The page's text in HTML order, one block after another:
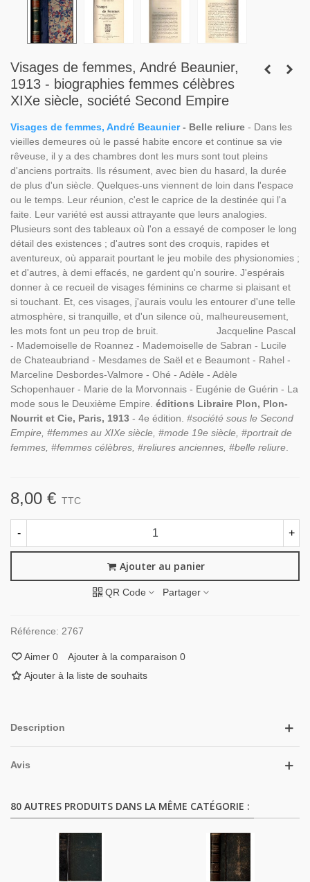
Visages de femmes, André Beaunier,
1913 - biographies femmes célèbres
XIXe siècle, société Second Empire
Visages de femmes, André Beaunier- Belle reliure - Dans les
vieilles demeures où le passé habite encore et continue sa vie
rêveuse, il y a des chambres dont les murs sont tout pleins
d'anciens portraits. Ils résument, avec bien du hasard, la durée
de plus d'un siècle. Quelques-uns viennent de loin dans l'espace
ou le temps. Leur réunion, c'est le caprice de la destinée qui l'a
faite. Leur variété est aussi attrayante que leurs analogies.
Plusieurs sont des tableaux où l'on a essayé de composer le long
détail des existences ; d'autres sont des croquis, rapides et
aventureux, où apparait pourtant le jeu mobile des physionomies ;
et d'autres, à demi effacés, ne gardent qu'n sourire. J'espérais
donner à ce recueil de visages féminins ce charme si plaisant et
si touchant. Et, ces visages, j'aurais voulu les entourer d'une telle
atmosphère, si tranquille, et d'un silence où, malheureusement,
les mots font un peu trop de bruit. Jacqueline Pascal
- Mademoiselle de Roannez - Mademoiselle de Sabran - Lucile
de Chateaubriand - Mesdames de Saël et e Beaumont - Rahel -
Marceline Desbordes-Valmore - Ohé - Adèle - Adèle
Schopenhauer - Marie de la Morvonnais - Eugénie de Guérin - La
mode sous le Deuxième Empire. éditions Libraire Plon, Plon-
Nourrit et Cie, Paris, 1913 - 4e édition. #société sous le Second
Empire, #femmes au XIXe siècle, #mode 19e siècle, #portrait de
femmes, #femmes célèbres, #reliures anciennes, #belle reliure
8,00 € TTC
- +
Ajouter au panier
QR Code Partager
Référence: 2767
Aimer 0 Ajouter à la comparaison 0
Ajouter à la liste de souhaits
Description
Avis
80 AUTRES PRODUITS DANS LA MÊME CATÉGORIE :